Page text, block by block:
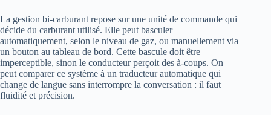
La gestion bi‑carburant repose sur une unité de commande qui
décide du carburant utilisé. Elle peut basculer
automatiquement, selon le niveau de gaz, ou manuellement via
un bouton au tableau de bord. Cette bascule doit être
imperceptible, sinon le conducteur perçoit des à‑coups. On
peut comparer ce système à un traducteur automatique qui
change de langue sans interrompre la conversation : il faut
fluidité et précision.